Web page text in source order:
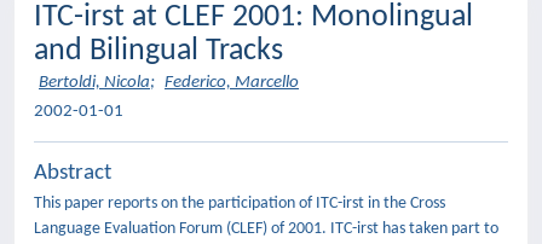
ITC-irst at CLEF 2001: Monolingual
and Bilingual Tracks
Bertoldi, Nicola; Federico, Marcello
2002-01-01
Abstract
This paper reports on the participation of ITC-irst in the Cross
Language Evaluation Forum (CLEF) of 2001. ITC-irst has taken part to